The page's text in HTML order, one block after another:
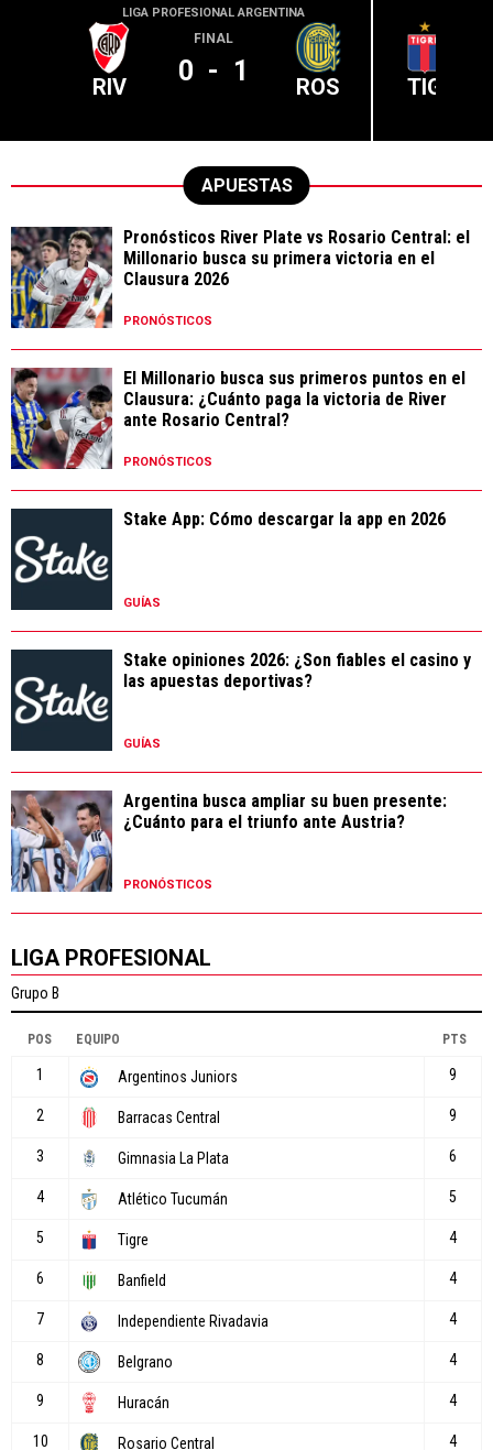
LIGA PROFESIONAL ARGENTINA
RIV
FINAL
0 - 1 ROS TIG
APUESTAS
Pronósticos River Plate vs Rosario Central: el
Millonario busca su primera victoria en el
Clausura 2026
PRONÓSTICOS
El Millonario busca sus primeros puntos en el
Clausura: ¿Cuánto paga la victoria de River
ante Rosario Central?
PRONÓSTICOS
Stake App: Cómo descargar la app en 2026
GUÍAS
Stake opiniones 2026: ¿Son fiables el casino y
las apuestas deportivas?
GUÍAS
Argentina busca ampliar su buen presente:
¿Cuánto para el triunfo ante Austria?
PRONÓSTICOS
LIGA PROFESIONAL